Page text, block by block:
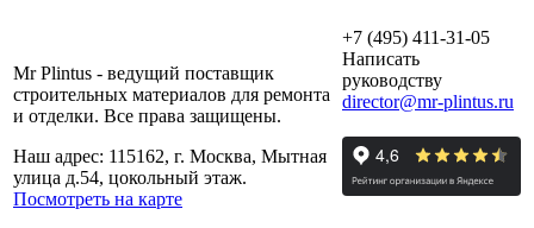
Mr Plintus - ведущий поставщик
строительных материалов для ремонта
и отделки. Все права защищены.
Наш адрес: 115162, г. Москва, Мытная
улица д.54, цокольный этаж.
Посмотреть на карте
+7 (495) 411-31-05
Написать
руководству
director@mr-plintus.ru